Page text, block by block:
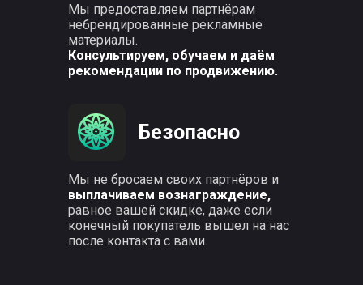
Мы предоставляем партнёрам
небрендированные рекламные
материалы.
Консультируем, обучаем и даём
рекомендации по продвижению.
Безопасно
Мы не бросаем своих партнёров и
выплачиваем вознаграждение,
равное вашей скидке, даже если
конечный покупатель вышел на нас
после контакта с вами.